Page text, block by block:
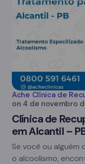
Ache Clínica de
on 4 de novembro
Clínica de
em Alcantil –
Se você ou
o alcoolismo,